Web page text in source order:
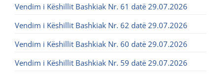
Vendim i Këshillit Bashkiak Nr. 61 datë 29.07.2026
Vendim i Këshillit Bashkiak Nr. 62 datë 29.07.2026
Vendim i Këshillit Bashkiak Nr. 60 datë 29.07.2026
Vendim i Këshillit Bashkiak Nr. 59 datë 29.07.2026